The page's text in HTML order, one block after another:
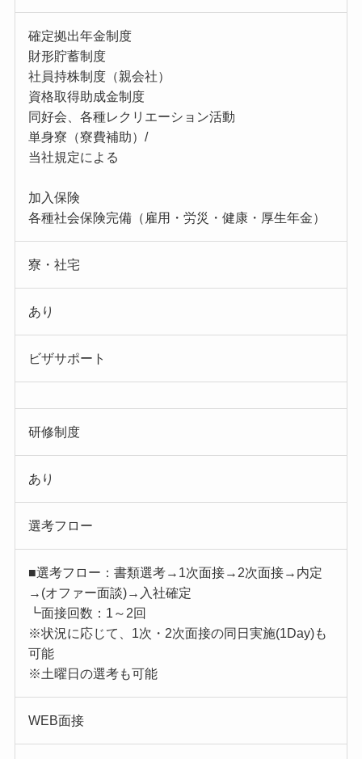
確定拠出年金制度
財形貯蓄制度
社員持株制度（親会社）
資格取得助成金制度
同好会、各種レクリエーション活動
単身寮（寮費補助）/
当社規定による
加入保険
各種社会保険完備（雇用・労災・健康・厚生年金）
寮・社宅
あり
ビザサポート
研修制度
あり
選考フロー
■選考フロー：書類選考→1次面接→2次面接→内定
→(オファー面談)→入社確定
┗面接回数：1～2回
※状況に応じて、1次・2次面接の同日実施(1Day)も
可能
※土曜日の選考も可能
WEB面接